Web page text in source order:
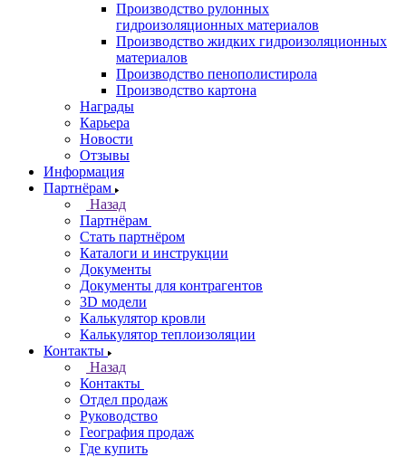
Производство рулонных
гидроизоляционных материалов
Производство жидких гидроизоляционных
материалов
Производство пенополистирола
Производство картона
Награды
Карьера
Новости
Отзывы
Информация
Партнёрам
Назад
Партнёрам
Стать партнёром
Каталоги и инструкции
Документы
Документы для контрагентов
3D модели
Калькулятор кровли
Калькулятор теплоизоляции
Контакты
Назад
Контакты
Отдел продаж
Руководство
География продаж
Где купить